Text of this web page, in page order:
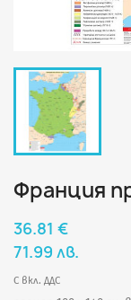
Франция
36.81 €
71.99 лв.
С вкл. ДДС